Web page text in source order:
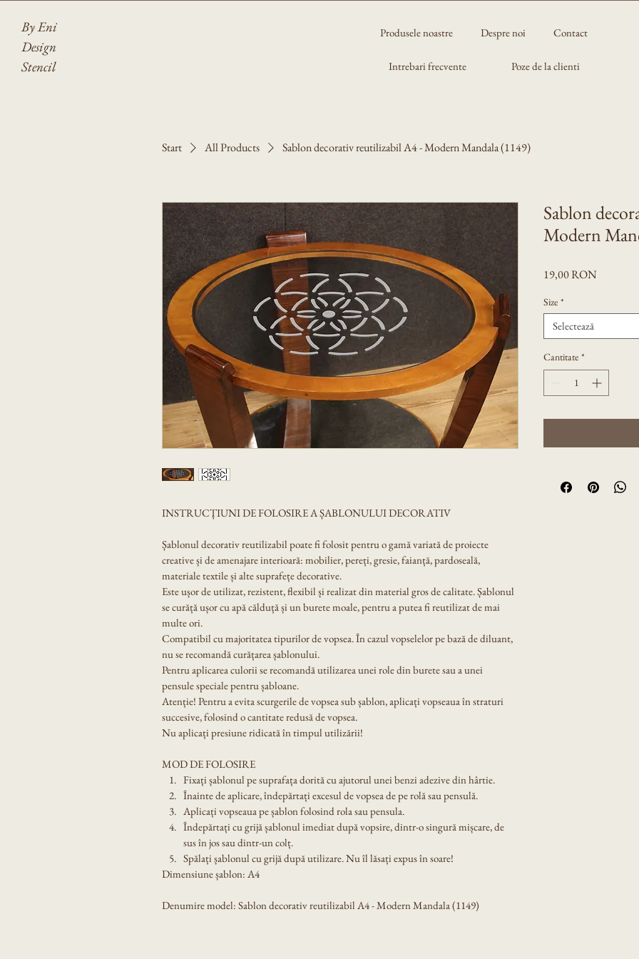
By Eni
Design
Stencil
Produsele noastre Despre noi Contact
Intrebari frecvente Poze de la clienti
Start All Products Sablon decorativ reutilizabil A4 - Modern Mandala (1149)
INSTRUCȚIUNI DE FOLOSIRE A ȘABLONULUI DECORATIV
Șablonul decorativ reutilizabil poate fi folosit pentru o gamă variată de proiecte
creative și de amenajare interioară: mobilier, pereți, gresie, faianță, pardoseală,
materiale textile și alte suprafețe decorative.
Este ușor de utilizat, rezistent, flexibil și realizat din material gros de calitate. Șablonul
se curăță ușor cu apă călduță și un burete moale, pentru a putea fi reutilizat de mai
multe ori.
Compatibil cu majoritatea tipurilor de vopsea. În cazul vopselelor pe bază de diluant,
nu se recomandă curățarea șablonului.
Pentru aplicarea culorii se recomandă utilizarea unei role din burete sau a unei
pensule speciale pentru șabloane.
Atenție! Pentru a evita scurgerile de vopsea sub șablon, aplicați vopseaua în straturi
succesive, folosind o cantitate redusă de vopsea.
Nu aplicați presiune ridicată în timpul utilizării!
MOD DE FOLOSIRE
Fixați șablonul pe suprafața dorită cu ajutorul unei benzi adezive din hârtie.
Înainte de aplicare, îndepărtați excesul de vopsea de pe rolă sau pensulă.
Aplicați vopseaua pe șablon folosind rola sau pensula.
Îndepărtați cu grijă șablonul imediat după vopsire, dintr-o singură mișcare, de
sus în jos sau dintr-un colț.
Spălați șablonul cu grijă după utilizare. Nu îl lăsați expus în soare!
Dimensiune șablon: A4
Denumire model: Sablon decorativ reutilizabil A4 - Modern Mandala (1149)
Sablon
Modern
19,00 RONPreț
Size *
Selectează
Cantitate *